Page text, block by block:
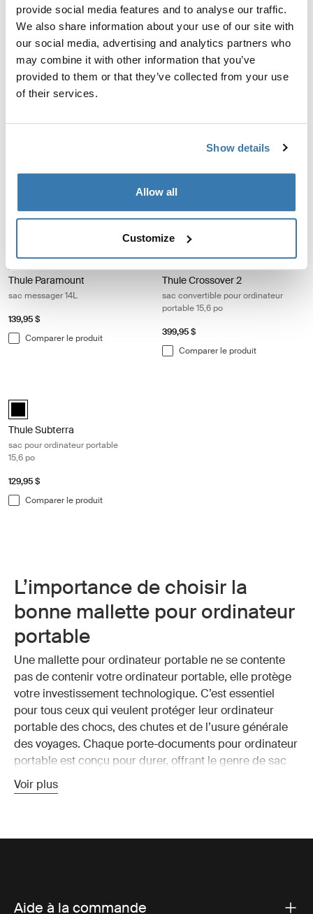
provide social media features and to analyse our traffic.
We also share information about your use of our site with
our social media, advertising and analytics partners who
may combine it with other information that you’ve
provided to them or that they’ve collected from your use
of their services.
Show details
Allow all
Customize
MacBook Pro® mallette de 14 po
119,95 $
Comparer le produit
MacBook Pro® mallette de 16 po
119,95 $
Comparer le produit
Thule Accent porte-documents 17 L Black
Thule Accent briefcase 17L Noir (selected)
sac pour ordinateur portable
Thule Paramount sac messager 14L Gentle beige
Thule Paramount
sac messager 14L
139,95 $
Comparer le produit
Thule Crossover 2 sac convertible
Thule Crossover 2
sac convertible pour ordinateur
portable 15,6 po
399,95 $
Comparer le produit
black (selected)
Thule Subterra
sac pour ordinateur portable
15,6 po
129,95 $
Comparer le produit
L’importance de choisir la
bonne mallette pour ordinateur
portable
Une mallette pour ordinateur portable ne se contente
pas de contenir votre ordinateur portable, elle protège
votre investissement technologique. C’est essentiel
pour tous ceux qui veulent protéger leur ordinateur
portable des chocs, des chutes et de l’usure générale
des voyages. Chaque porte-documents pour ordinateur
portable est conçu pour durer, offrant le genre de sac
robuste pour ordinateur portable qui peut supporter
des conditions difficiles sans compromettre le style.
Principales caractéristiques
Voir plus
Aide à la commande